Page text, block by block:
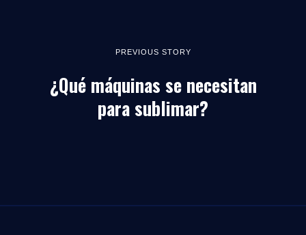
PREVIOUS STORY
¿Qué máquinas se necesitan
para sublimar?